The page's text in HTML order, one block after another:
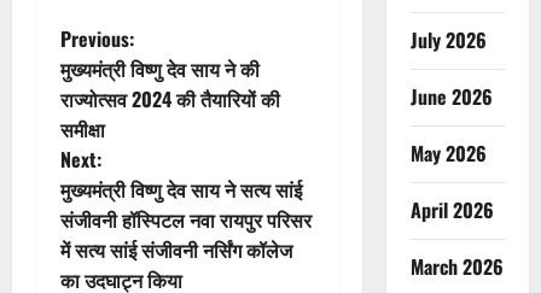
P
o
s
t
n
Previous:
मुख्यमंत्री विष्णु देव साय ने की
राज्योत्सव 2024 की तैयारियों की
समीक्षा
Next:
मुख्यमंत्री विष्णु देव साय ने सत्य सांई
संजीवनी हॉस्पिटल नवा रायपुर परिसर
में सत्य सांई संजीवनी नर्सिंग कॉलेज
का उदघाट्न किया
July 2026
June 2026
May 2026
April 2026
March 2026